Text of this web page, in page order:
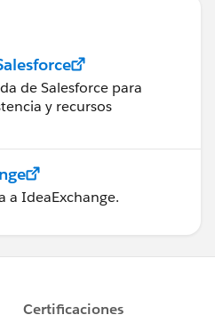
de Salesforce para
y recursos
a IdeaExchange.